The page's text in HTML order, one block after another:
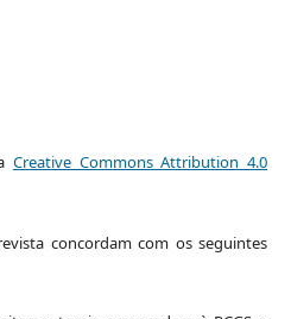
Creative Commons Attribution 4.0
concordam com os seguintes